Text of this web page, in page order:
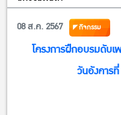
08 ส.ค. 2567
กิจกรรม
โครงการฝึกอบรมดับ
วันอังคาร